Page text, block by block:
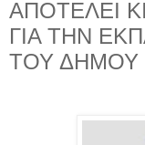
ΑΠΟΤΕΛΕΙ
ΓΙΑ ΤΗΝ
ΤΟΥ ΔΗΜΟΥ